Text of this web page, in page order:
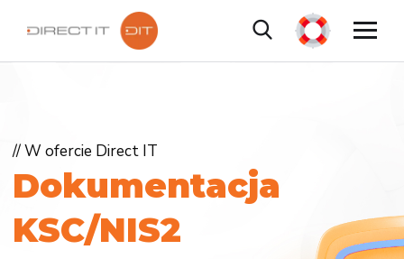
Dokumentacja
KSC/NIS2
// W ofercie Direct IT